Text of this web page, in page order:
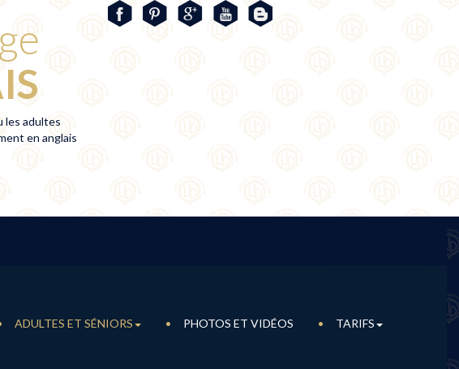
les adultes
en anglais
ADULTES ET SÉNIORS PHOTOS ET VIDÉOS TARIFS